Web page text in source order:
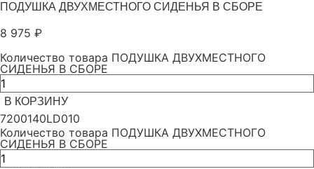
ПОДУШКА ДВУХМЕСТНОГО СИДЕНЬЯ В СБОРЕ
8 975 ₽
Количество товара ПОДУШКА ДВУХМЕСТНОГО
СИДЕНЬЯ В СБОРЕ
В КОРЗИНУ
7200140LD010
Количество товара ПОДУШКА ДВУХМЕСТНОГО
СИДЕНЬЯ В СБОРЕ